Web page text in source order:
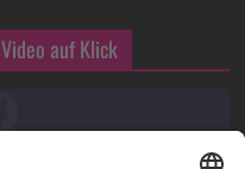
auf Klick